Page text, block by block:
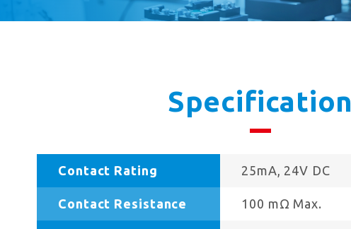
Specification
Contact Rating 25mA, 24V DC
Contact Resistance 100 mΩ Max.